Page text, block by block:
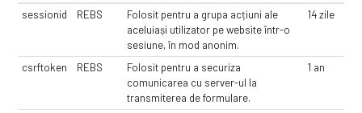
sessionid
REBS
Folosit pentru a grupa acțiuni ale
aceluiași utilizator pe website într-o
sesiune, în mod anonim.
14 zile
csrftoken REBS
Folosit pentru a securiza
comunicarea cu server-ul la
transmiterea de formulare.
1 an